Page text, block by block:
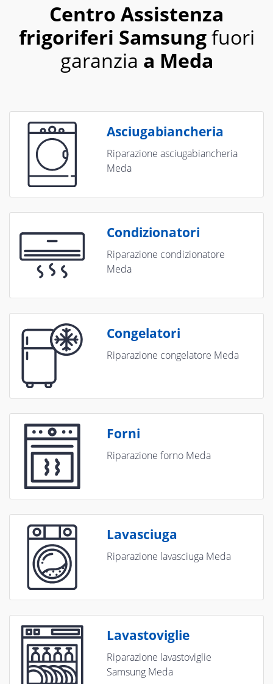
Centro Assistenza
frigoriferi Samsungfuori
garanzia a Meda
Asciugabiancheria
Riparazione asciugabiancheria
Meda
Condizionatori
Riparazione condizionatore
Meda
Congelatori
Riparazione congelatore Meda
Forni
Riparazione forno Meda
Lavasciuga
Riparazione lavasciuga Meda
Lavastoviglie
Riparazione lavastoviglie
Samsung Meda